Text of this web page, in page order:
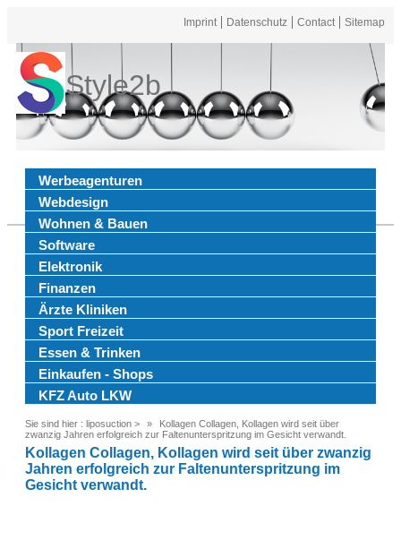
Imprint Datenschutz Contact Sitemap
Style2b
Werbeagenturen
Webdesign
Wohnen & Bauen
Software
Elektronik
Finanzen
Ärzte Kliniken
Sport Freizeit
Essen & Trinken
Einkaufen - Shops
KFZ Auto LKW
Sie sind hier : liposuction >
Kollagen Collagen, Kollagen wird seit über
zwanzig Jahren erfolgreich zur Faltenunterspritzung im Gesicht verwandt.
Kollagen Collagen, Kollagen wird seit über zwanzig
Jahren erfolgreich zur Faltenunterspritzung im
Gesicht verwandt.